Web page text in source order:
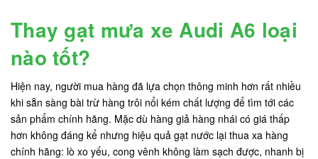
Thay gạt mưa xe Audi A6 loại
nào tốt?
Hiện nay, người mua hàng đã lựa chọn thông minh hơn rất nhiều
khi sẵn sàng bài trừ hàng trôi nổi kém chất lượng để tìm tới các
sản phẩm chính hãng. Mặc dù hàng giả hàng nhái có giá thấp
hơn không đáng kể nhưng hiệu quả gạt nước lại thua xa hàng
chính hãng: lò xo yếu, cong vênh không làm sạch được, nhanh bị